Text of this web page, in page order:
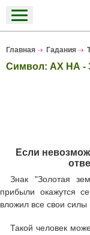
Главная Гадания
Символ: АХ НА -
Если
Знак "Золотая
прибыли окажутся
вложил все свои силы
Такой человек